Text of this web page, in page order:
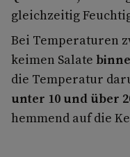
gleichzeitig
Bei Temperaturen
keimen Salate
die Temperatur
unter 10 und über
hemmend auf die